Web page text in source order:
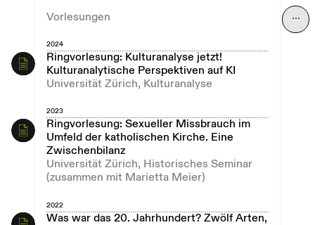
⋯
Vorlesungen
2024
Ringvorlesung: Kulturanalyse jetzt!
Kulturanalytische Perspektiven auf KI
Universität Zürich, Kulturanalyse
2023
Ringvorlesung: Sexueller Missbrauch im
Umfeld der katholischen Kirche. Eine
Zwischenbilanz
Universität Zürich, Historisches Seminar
(zusammen mit Marietta Meier)
2022
Was war das 20. Jahrhundert? Zwölf Arten,